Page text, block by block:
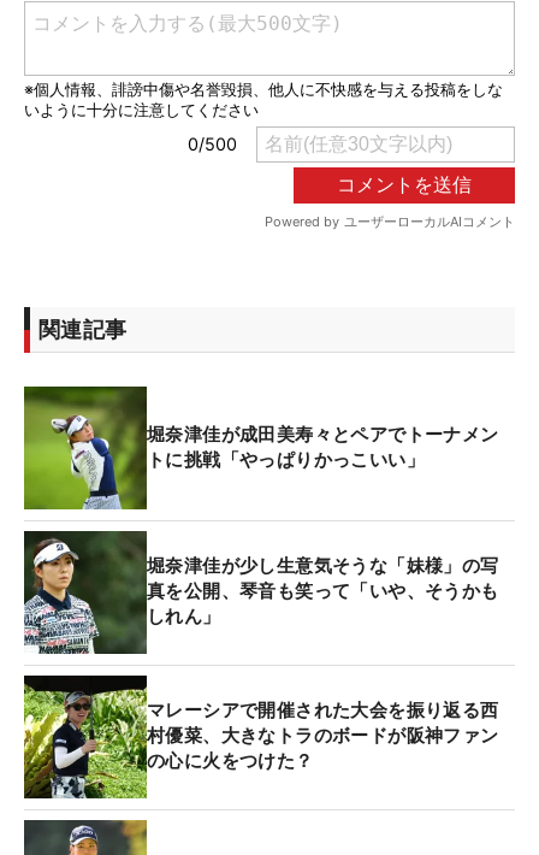
関連記事
堀奈津佳が成田美寿々とペアでトーナメン
トに挑戦「やっぱりかっこいい」
堀奈津佳が少し生意気そうな「妹様」の写
真を公開、琴音も笑って「いや、そうかも
しれん」
マレーシアで開催された大会を振り返る西
村優菜、大きなトラのボードが阪神ファン
の心に火をつけた？